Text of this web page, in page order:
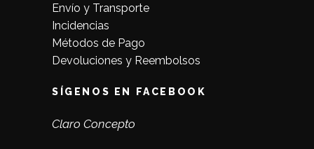
Envío y Transporte
Incidencias
Métodos de Pago
Devoluciones y Reembolsos
SÍGENOS EN FACEBOOK
Claro Concepto